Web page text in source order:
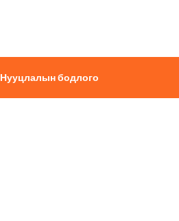
Нууцлалын бодлого